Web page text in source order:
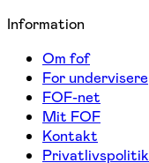
Information
Om fof
For undervisere
FOF-net
Mit FOF
Kontakt
Privatlivspolitik